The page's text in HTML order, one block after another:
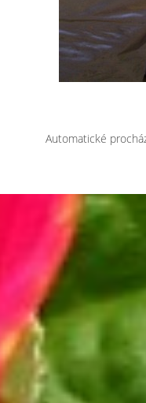
Automatické